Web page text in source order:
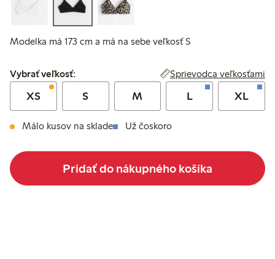
Modelka má 173 cm a má na sebe veľkosť S
Vybrať veľkosť:
Vybrať veľkosť: Sprievodca veľkosťami
XS S M L XL
Málo kusov na sklade Už čoskoro
Pridať do nákupného košíka